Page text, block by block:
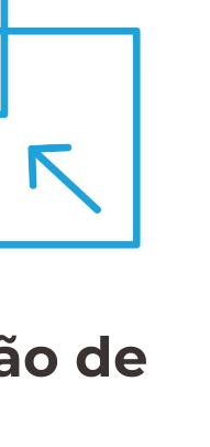
de